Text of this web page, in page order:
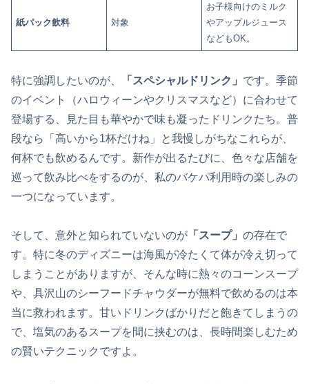
紙パック飲料 対象
お子様向けのミルク
やアップルジュース
などもOK。
特に強調したいのが、 「スペシャルドリンク」 です。季節
のイベント（ハロウィーンやクリスマスなど）に合わせて
登場する、見た目も華やかで味も凝ったドリンクたち。普
段なら「高いから1杯だけね」と我慢しがちなこれらが、
何杯でも飲めるんです。新作が出るたびに、色々な店舗を
巡って飲み比べをするのが、私のバケパ利用時の楽しみの
一つになっています。
そして、意外と知られていないのが 「スープ」 の存在で
す。特に冬のディズニーは海風が冷たくて体が冷え切って
しまうことがありますが、そんな時に熱々のコーンスープ
や、具沢山のシーフードチャウダーが無料で飲めるのは本
当に救われます。甘いドリンクばかりだと飽きてしまうの
で、塩気のあるスープを間に挟むのは、長時間楽しむため
の賢いテクニックですよ。